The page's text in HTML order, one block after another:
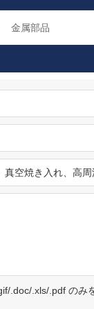
金属部品
.doc/.xls/.pdf のみ